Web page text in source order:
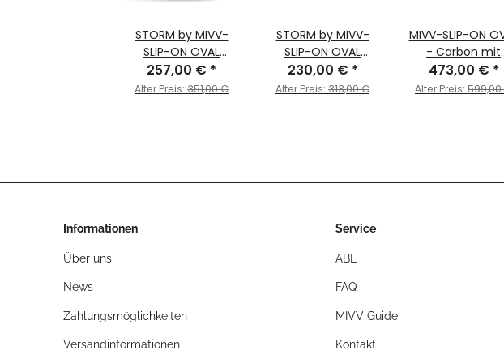
STORM by MIVV-
SLIP-ON OVAL
Edelstahl Schwarz
für BMW F 800 R /
257,00 € *
Alter Preis: 351,00 €
STORM by MIVV-
SLIP-ON OVAL
Edelstahl für BMW F
800 R / GT Bj. 2009
230,00 € *
Alter Preis: 313,00 €
MIVV-SLIP-ON
- Carbon mit
Carbon
für BMW - F 800
473,00 € *
Alter Preis:
Informationen
Über uns
News
Zahlungsmöglichkeiten
Versandinformationen
Service
ABE
FAQ
MIVV Guide
Kontakt